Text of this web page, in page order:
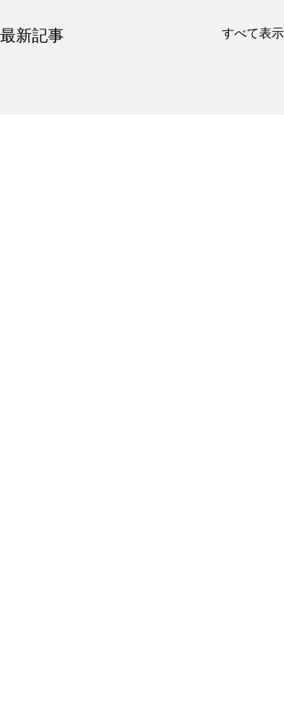
最新記事 すべて表示